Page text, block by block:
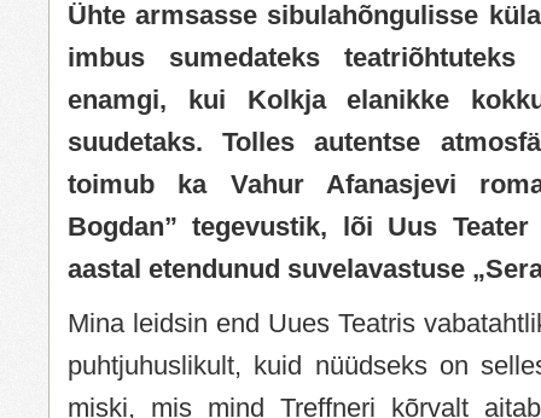
Ühte armsasse sibulahõngulisse
imbus sumedateks teatriõhtuteks
enamgi, kui Kolkja elanikke
suudetaks. Tolles autentse
toimub ka Vahur Afanasjevi
Bogdan” tegevustik, lõi Uus
aastal etendunud suvelavastuse
Mina leidsin end Uues Teatris
puhtjuhuslikult, kuid nüüdseks on
miski, mis mind Treffneri kõrvalt